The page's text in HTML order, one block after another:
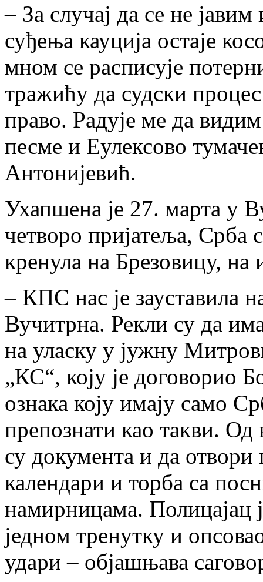
– За случај да се не
суђења кауција остаје
мном се расписује
тражићу да судски
право. Радује ме да
песме и Еулексово
Антонијевић.
Ухапшена је 27. марта у
четворо пријатеља,
кренула на Брезовицу,
– КПС нас је зауставила
Вучитрна. Рекли су да
на уласку у јужну
„КС“, коју је договорио
ознака коју имају само
препознати као такви. Од
су документа и да отвори
календари и торба са
намирницама. Полицајац
једном тренутку и
удари – објашњава